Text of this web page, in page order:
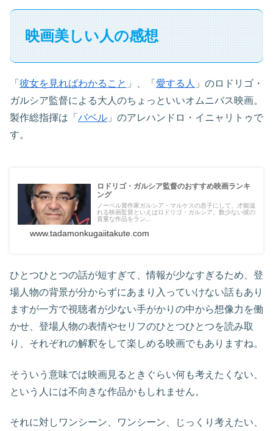
映画美しい人の感想
「 彼女を見ればわかること 」、「 愛する人 」のロドリゴ・
ガルシア監督による大人のちょっといいオムニバス映画。
製作総指揮は「 バベル 」のアレハンドロ・イニャリトゥで
す。
ロドリゴ・ガルシア監督のおすすめ映画ランキ
ング
ノーベル賞作家ガルシア・マルケスの息子にして、才能溢
れる映画監督といえばロドリゴ・ガルシア。数少ない彼の
貴重な作品をラン...
www.tadamonkugaiitakute.com
ひとつひとつの話が短すぎて、情報が少なすぎるため、登
場人物の背景が分からずにあまり入っていけない話もあり
ますが一方で視聴者が少ない手がかりの中から想像力を働
かせ、登場人物の表情やセリフのひとつひとつを読み取
り、それぞれの解釈をして楽しめる映画でもありますね。
そういう意味では映画見るときぐらい何も考えたくない、
という人には不向きな作品かもしれません。
それに対しワンシーン、ワンシーン、じっくり考えたい、